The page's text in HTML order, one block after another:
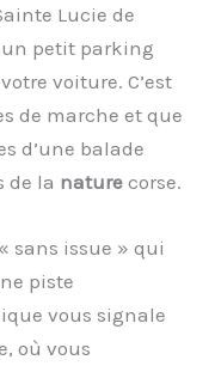
Lucie de
petit parking
voiture. C’est
de marche et que
d’une balade
de la nature corse.
sans issue » qui
piste
vous signale
où vous